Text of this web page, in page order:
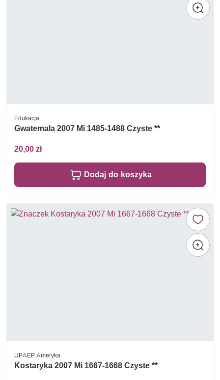
Edukacja
Gwatemala 2007 Mi 1485-1488 Czyste **
20,00 zł
Dodaj do koszyka
UPAEP Ameryka
Kostaryka 2007 Mi 1667-1668 Czyste **